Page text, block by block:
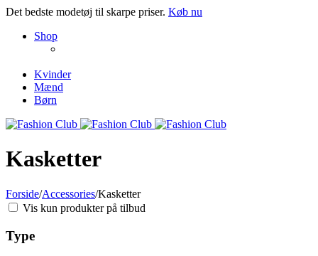
Det bedste modetøj til skarpe priser. Køb nu
Shop
Kvinder
Mænd
Børn
Kasketter
Forside/Accessories/Kasketter
Vis kun produkter på tilbud
Type